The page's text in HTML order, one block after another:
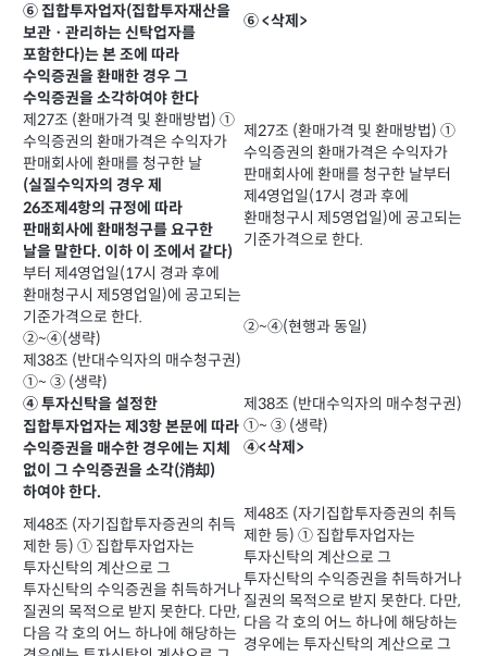
⑥ 집합투자업자(집합투자재산을
보관ㆍ관리하는 신탁업자를
포함한다)는 본 조에 따라
수익증권을 환매한 경우 그
수익증권을 소각하여야 한다
⑥ <삭제>
제27조 (환매가격 및 환매방법) ①
수익증권의 환매가격은 수익자가
판매회사에 환매를 청구한 날
(실질수익자의 경우 제
26조제4항의 규정에 따라
판매회사에 환매청구를 요구한
날을 말한다. 이하 이 조에서 같다)
부터 제4영업일(17시 경과 후에
환매청구시 제5영업일)에 공고되는
기준가격으로 한다.
②~④(생략)
제27조 (환매가격 및 환매방법) ①
수익증권의 환매가격은 수익자가
판매회사에 환매를 청구한 날부터
제4영업일(17시 경과 후에
환매청구시 제5영업일)에 공고되는
기준가격으로 한다.
②~④(현행과 동일)
제38조 (반대수익자의 매수청구권)
①~ ③ (생략)
④ 투자신탁을 설정한
집합투자업자는 제3항 본문에 따라
수익증권을 매수한 경우에는 지체
없이 그 수익증권을 소각(消却)
하여야 한다.
제38조 (반대수익자의 매수청구권)
①~ ③ (생략)
④<삭제>
제48조 (자기집합투자증권의 취득
제한 등) ① 집합투자업자는
투자신탁의 계산으로 그
투자신탁의 수익증권을 취득하거나
질권의 목적으로 받지 못한다. 다만,
다음 각 호의 어느 하나에 해당하는
제48조 (자기집합투자증권의 취득
제한 등) ① 집합투자업자는
투자신탁의 계산으로 그
투자신탁의 수익증권을 취득하거나
질권의 목적으로 받지 못한다. 다만,
다음 각 호의 어느 하나에 해당하는
경우에는 투자신탁의 계산으로 그